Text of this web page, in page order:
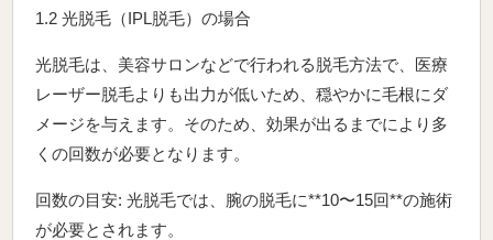
1.2 光脱毛（IPL脱毛）の場合
光脱毛は、美容サロンなどで行われる脱毛方法で、医療
レーザー脱毛よりも出力が低いため、穏やかに毛根にダ
メージを与えます。そのため、効果が出るまでにより多
くの回数が必要となります。
回数の目安: 光脱毛では、腕の脱毛に**10〜15回**の施術
が必要とされます。